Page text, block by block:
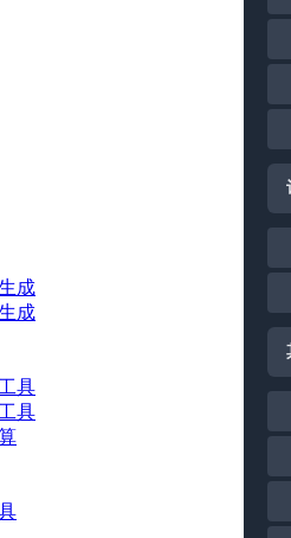
成
成
具
具